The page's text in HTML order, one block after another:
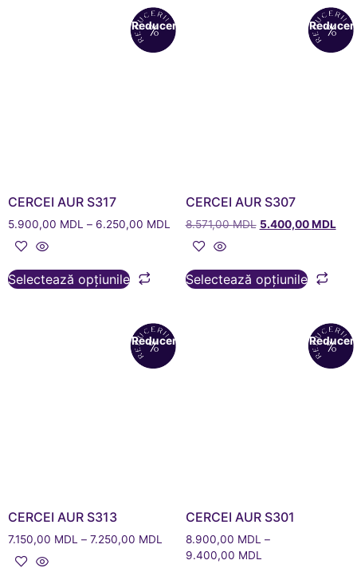
Reduceri!
CERCEI AUR S317
5.900,00 MDL – 6.250,00 MDL
Selectează opțiunile
CERCEI AUR S307
8.571,00MDL 5.400,00MDL
Selectează opțiunile
Reduceri!
CERCEI AUR S313
7.150,00 MDL – 7.250,00 MDL
CERCEI AUR S301
8.900,00 MDL –
9.400,00 MDL